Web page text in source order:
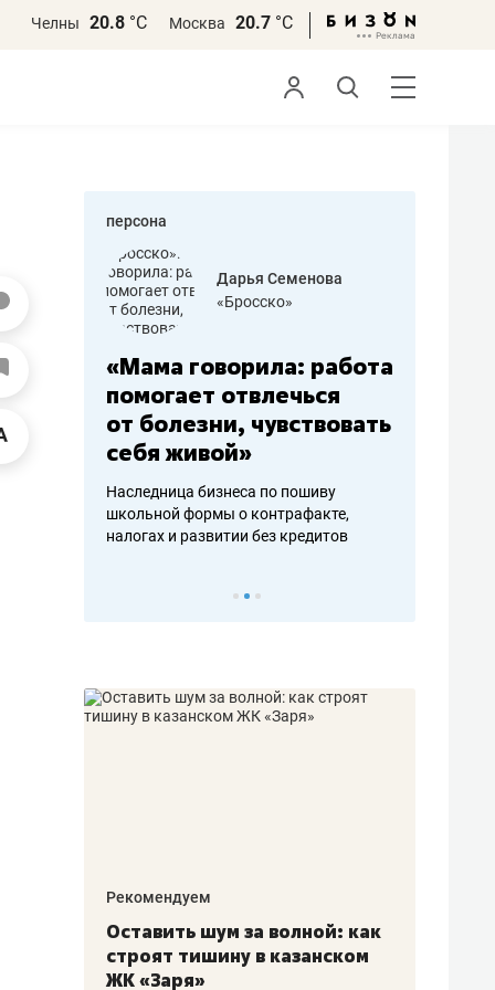
Челны 20.8 °С Москва 20.7 °С
персона
Дарья Семенова
«Бросско»
«Мама говорила: работа
помогает отвлечься
от болезни, чувствовать
себя живой»
Наследница бизнеса по пошиву
школьной формы о контрафакте,
налогах и развитии без кредитов
Рекомендуем
Оставить шум за волной: как
строят тишину в казанском
ЖК «Заря»